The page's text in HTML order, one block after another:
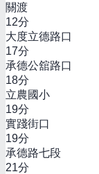
關渡
12分
大度立德路口
17分
承德公舘路口
18分
立農國小
19分
實踐街口
19分
承德路七段
21分